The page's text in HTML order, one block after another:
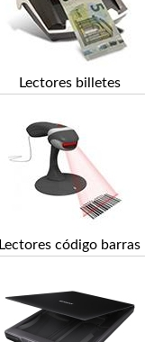
Lectores billetes
Lectores código barras